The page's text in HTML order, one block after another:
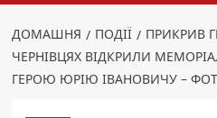
ДОМАШНЯ ПОДІЇ
ПРИКРИВ
ЧЕРНІВЦЯХ ВІДКРИЛИ
ГЕРОЮ ЮРІЮ ІВАНОВИЧУ –